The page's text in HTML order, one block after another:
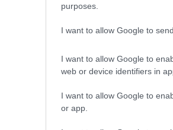
purposes.
I want to allow Google to
I want to allow Google to
web or device identifiers in
I want to allow Google to
or app.